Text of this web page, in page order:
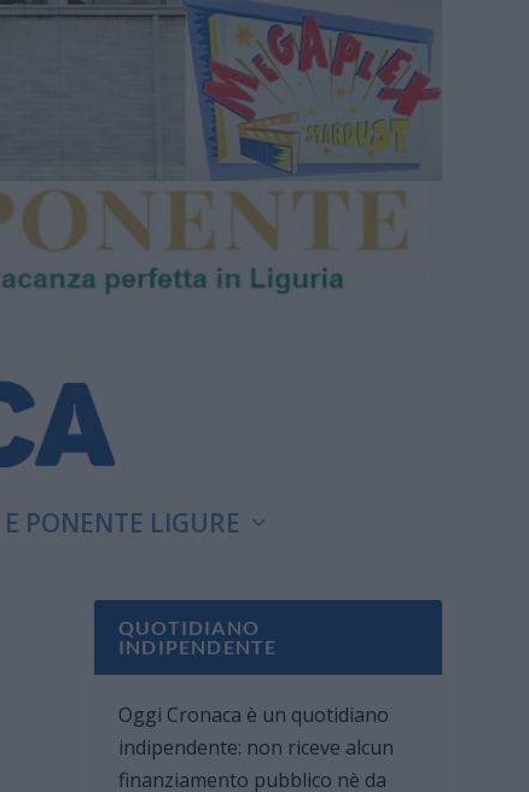
PONENTE LIGURE
QUOTIDIANO
INDIPENDENTE
Oggi Cronaca è un quotidiano
indipendente: non riceve alcun
finanziamento pubblico nè da